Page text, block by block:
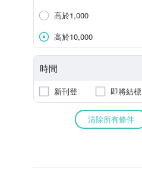
高於1,000
高於10,000
時間
新刊登 即將結標
清除所有條件